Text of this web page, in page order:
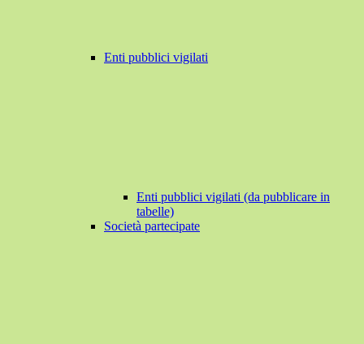
Enti pubblici vigilati
Enti pubblici vigilati (da pubblicare in
tabelle)
Società partecipate